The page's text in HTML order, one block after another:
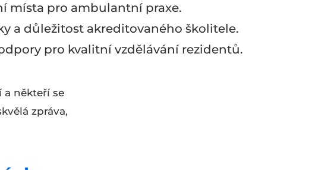
místa pro ambulantní praxe.
a důležitost akreditovaného školitele.
pro kvalitní vzdělávání rezidentů.
a někteří se
zpráva,